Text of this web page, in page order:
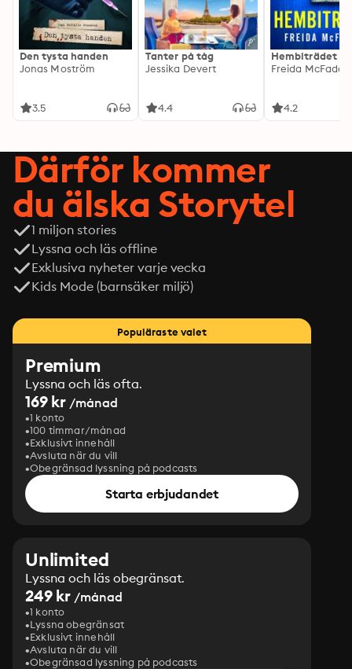
Den tysta handen
Jonas Moström
3.5
Tanter på tåg
Jessika Devert
4.4
Hembiträdet
Freida
4.2
Därför kommer
du älska Storytel
1 miljon stories
Lyssna och läs offline
Exklusiva nyheter varje vecka
Kids Mode (barnsäker miljö)
Populäraste valet
Premium
Lyssna och läs ofta.
169 kr /månad
1 konto
100 timmar/månad
Exklusivt innehåll
Avsluta när du vill
Obegränsad lyssning på podcasts
Starta erbjudandet
Unlimited
Lyssna och läs obegränsat.
249 kr /månad
1 konto
Lyssna obegränsat
Exklusivt innehåll
Avsluta när du vill
Obegränsad lyssning på podcasts